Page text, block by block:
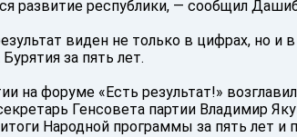
развитие республики, — сообщил
виден не только в цифрах, но
за пять лет.
на форуме «Есть результат!»
Генсовета партии Владимир
Народной программы за пять лет